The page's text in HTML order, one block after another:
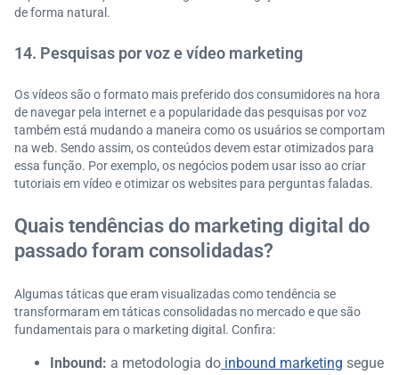
de forma natural.
14. Pesquisas por voz e vídeo marketing
Os vídeos são o formato mais preferido dos consumidores na hora
de navegar pela internet e a popularidade das pesquisas por voz
também está mudando a maneira como os usuários se comportam
na web. Sendo assim, os conteúdos devem estar otimizados para
essa função. Por exemplo, os negócios podem usar isso ao criar
tutoriais em vídeo e otimizar os websites para perguntas faladas.
Quais tendências do marketing digital do
passado foram consolidadas?
Algumas táticas que eram visualizadas como tendência se
transformaram em táticas consolidadas no mercado e que são
fundamentais para o marketing digital. Confira:
Inbound: a metodologia do inbound marketing segue